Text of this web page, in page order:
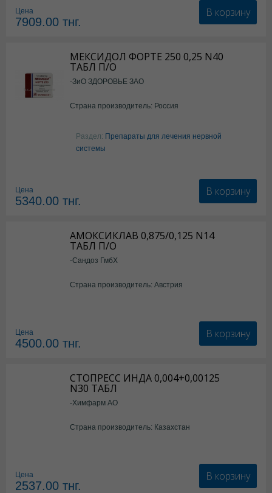
Цена
7909.00 тнг.
В корзину
МЕКСИДОЛ ФОРТЕ 250 0,25 N40
ТАБЛ П/О
-ЗиО ЗДОРОВЬЕ ЗАО
Страна производитель: Россия
Раздел: Препараты для лечения нервной
системы
Цена
5340.00 тнг.
В корзину
АМОКСИКЛАВ 0,875/0,125 N14
ТАБЛ П/О
-Сандоз ГмбХ
Страна производитель: Австрия
Цена
4500.00 тнг.
В корзину
СТОПРЕСС ИНДА 0,004+0,00125
N30 ТАБЛ
-Химфарм АО
Страна производитель: Казахстан
Цена
2537.00 тнг.
В корзину